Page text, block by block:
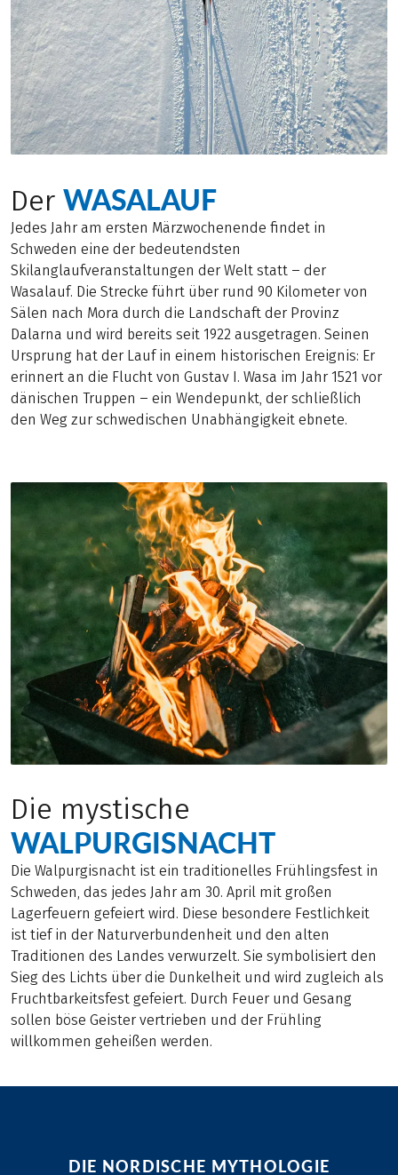
Der WASALAUF
Jedes Jahr am ersten Märzwochenende findet in
Schweden eine der bedeutendsten
Skilanglaufveranstaltungen der Welt statt ‒ der
Wasalauf. Die Strecke führt über rund 90 Kilometer von
Sälen nach Mora durch die Landschaft der Provinz
Dalarna und wird bereits seit 1922 ausgetragen. Seinen
Ursprung hat der Lauf in einem historischen Ereignis: Er
erinnert an die Flucht von Gustav I. Wasa im Jahr 1521 vor
dänischen Truppen ‒ ein Wendepunkt, der schließlich
den Weg zur schwedischen Unabhängigkeit ebnete.
Die mystische
WALPURGISNACHT
Die Walpurgisnacht ist ein traditionelles Frühlingsfest in
Schweden, das jedes Jahr am 30. April mit großen
Lagerfeuern gefeiert wird. Diese besondere Festlichkeit
ist tief in der Naturverbundenheit und den alten
Traditionen des Landes verwurzelt. Sie symbolisiert den
Sieg des Lichts über die Dunkelheit und wird zugleich als
Fruchtbarkeitsfest gefeiert. Durch Feuer und Gesang
sollen böse Geister vertrieben und der Frühling
willkommen geheißen werden.
DIE NORDISCHE MYTHOLOGIE